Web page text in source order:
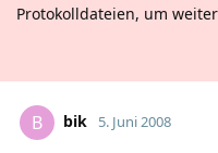
Protokolldateien, um
B bik 5. Juni 2008